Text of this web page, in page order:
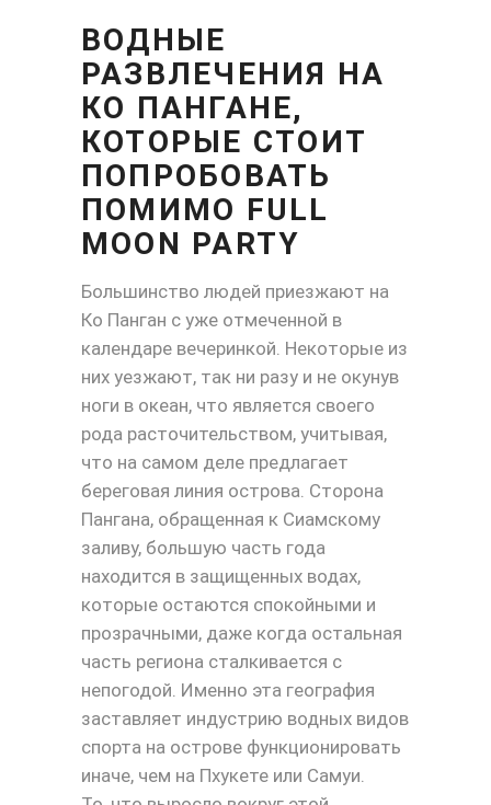
ВОДНЫЕ
РАЗВЛЕЧЕНИЯ НА
КО ПАНГАНЕ,
КОТОРЫЕ СТОИТ
ПОПРОБОВАТЬ
ПОМИМО FULL
MOON PARTY
Большинство людей приезжают на
Ко Панган с уже отмеченной в
календаре вечеринкой. Некоторые из
них уезжают, так ни разу и не окунув
ноги в океан, что является своего
рода расточительством, учитывая,
что на самом деле предлагает
береговая линия острова. Сторона
Пангана, обращенная к Сиамскому
заливу, большую часть года
находится в защищенных водах,
которые остаются спокойными и
прозрачными, даже когда остальная
часть региона сталкивается с
непогодой. Именно эта география
заставляет индустрию водных видов
спорта на острове функционировать
иначе, чем на Пхукете или Самуи.